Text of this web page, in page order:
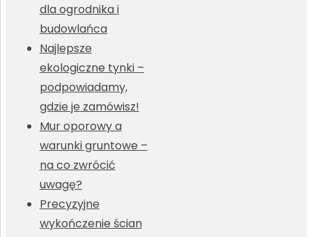
dla ogrodnika i
budowlańca
Najlepsze
ekologiczne tynki –
podpowiadamy,
gdzie je zamówisz!
Mur oporowy a
warunki gruntowe –
na co zwrócić
uwagę?
Precyzyjne
wykończenie ścian